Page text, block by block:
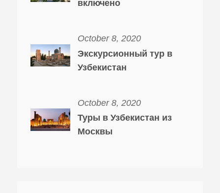
включено
October 8, 2020
Экскурсионный тур в
Узбекистан
October 8, 2020
Туры в Узбекистан из
Москвы